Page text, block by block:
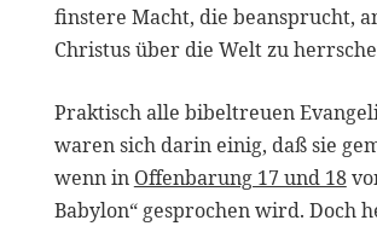
finstere Macht, die beansprucht,
Christus über die Welt zu
Praktisch alle bibeltreuen
waren sich darin einig, daß sie
wenn in Offenbarung 17 und 18
Babylon“ gesprochen wird. Doch